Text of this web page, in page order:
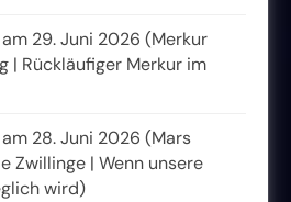
29. Juni 2026 (Merkur
| Rückläufiger Merkur im
28. Juni 2026 (Mars
Zwillinge | Wenn unsere
wird)